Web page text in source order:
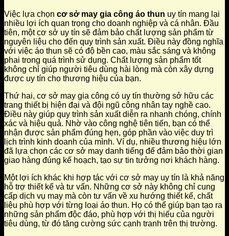
Việc lựa chọn cơ sở may gia công áo thun uy tín mang lại
nhiều lợi ích quan trọng cho doanh nghiệp và cá nhân. Đầu
tiên, một cơ sở uy tín sẽ đảm bảo chất lượng sản phẩm từ
nguyên liệu cho đến quy trình sản xuất. Điều này đồng nghĩa
với việc áo thun sẽ có độ bền cao, màu sắc sáng và không
phai trong quá trình sử dụng. Chất lượng sản phẩm tốt
không chỉ giúp người tiêu dùng hài lòng mà còn xây dựng
được uy tín cho thương hiệu của bạn.
Thứ hai, cơ sở may gia công có uy tín thường sở hữu các
trang thiết bị hiện đại và đội ngũ công nhân tay nghề cao.
Điều này giúp quy trình sản xuất diễn ra nhanh chóng, chính
xác và hiệu quả. Nhờ vào công nghệ tiên tiến, bạn có thể
nhận được sản phẩm đúng hẹn, góp phần vào việc duy trì
lịch trình kinh doanh của mình. Ví dụ, nhiều thương hiệu lớn
đã lựa chọn các cơ sở may danh tiếng để đảm bảo thời gian
giao hàng đúng kế hoạch, tạo sự tin tưởng nơi khách hàng.
Một lợi ích khác khi hợp tác với cơ sở may uy tín là khả năng
hỗ trợ thiết kế và tư vấn. Những cơ sở này không chỉ cung
cấp dịch vụ may mà còn tư vấn về xu hướng thiết kế, chất
liệu phù hợp với từng loại áo thun. Họ có thể giúp bạn tạo ra
những sản phẩm độc đáo, phù hợp với thị hiếu của người
tiêu dùng, từ đó tăng cường sức cạnh tranh trên thị trường.